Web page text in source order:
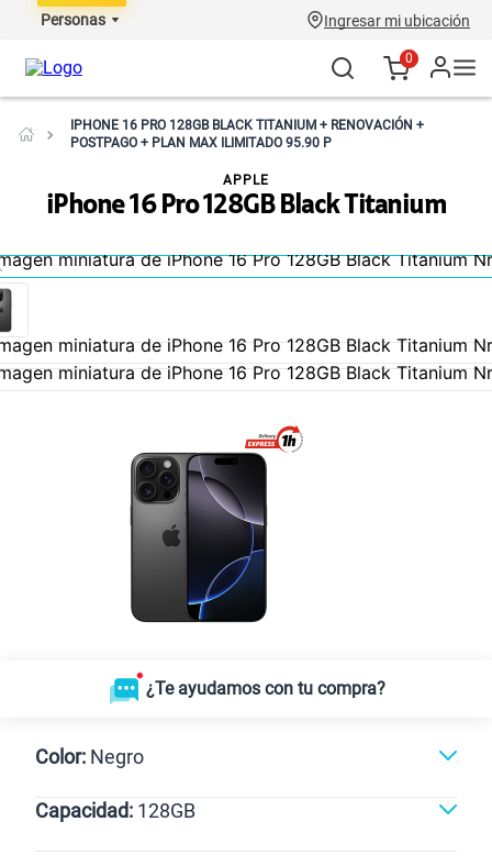
Personas Ingresar mi ubicación
0
IPHONE 16 PRO 128GB BLACK TITANIUM + RENOVACIÓN +
POSTPAGO + PLAN MAX ILIMITADO 95.90 P
iPhone 16 Pro 128GB Black Titanium
APPLE
¿Te ayudamos con tu compra?
Color: Negro
Capacidad: 128GB